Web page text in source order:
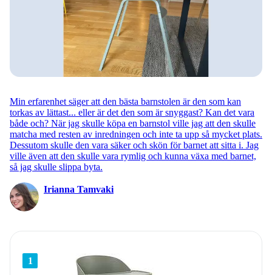
Min erfarenhet säger att den bästa barnstolen är den som kan
torkas av lättast... eller är det den som är snyggast? Kan det vara
både och? När jag skulle köpa en barnstol ville jag att den skulle
matcha med resten av inredningen och inte ta upp så mycket plats.
Dessutom skulle den vara säker och skön för barnet att sitta i. Jag
ville även att den skulle vara rymlig och kunna växa med barnet,
så jag skulle slippa byta.
Irianna Tamvaki
1